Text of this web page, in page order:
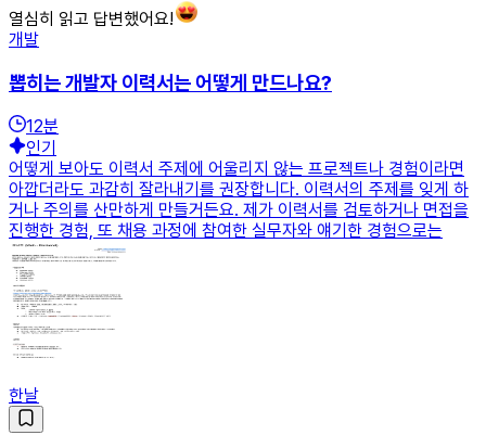
열심히 읽고 답변했어요!
개발
뽑히는 개발자 이력서는 어떻게 만드나요?
12분
인기
어떻게 보아도 이력서 주제에 어울리지 않는 프로젝트나 경험이라면
아깝더라도 과감히 잘라내기를 권장합니다. 이력서의 주제를 잊게 하
거나 주의를 산만하게 만들거든요. 제가 이력서를 검토하거나 면접을
진행한 경험, 또 채용 과정에 참여한 실무자와 얘기한 경험으로는
한날